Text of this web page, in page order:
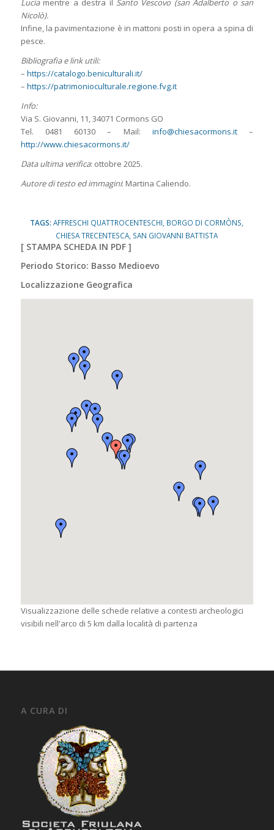
Luciamentre a destra il Santo Vescovo (san Adalberto o san
Nicolò).
Infine, la pavimentazione è in mattoni posti in opera a spina di
pesce.
Bibliografia e link utili:
– https://catalogo.beniculturali.it/
– https://patrimonioculturale.regione.fvg.it
Info:
Via S. Giovanni, 11, 34071 Cormons GO
Tel. 0481 60130 – Mail:info@chiesacormons.it –
http://www.chiesacormons.it/
Data ultima verifica: ottobre 2025.
Autore di testo ed immagini: Martina Caliendo.
TAGS: AFFRESCHI QUATTROCENTESCHI, BORGO DI CORMÒNS,
CHIESA TRECENTESCA, SAN GIOVANNI BATTISTA
[ STAMPA SCHEDA IN PDF]
Periodo Storico: Basso Medioevo
Localizzazione Geografica
Visualizzazione delle schede relative a contesti archeologici
visibili nell'arco di 5 km dalla località di partenza
A CURA DI